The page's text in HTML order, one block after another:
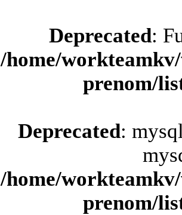
Deprecated:
/home/
prenom/
Deprecated:
/home/
prenom/